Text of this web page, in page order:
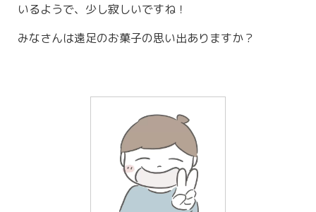
いるようで、少し寂しいですね！
みなさんは遠足のお菓子の思い出ありますか？